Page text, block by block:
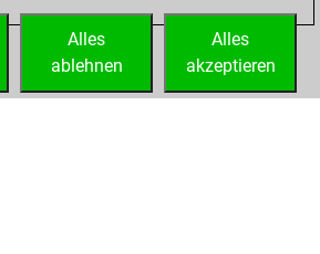
Alles
akzeptieren
Alles
ablehnen